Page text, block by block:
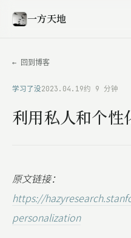
一方天地
← 回到博客
学习了没2023.04.19约 9 分钟
利用私人和个性
原文链接：
https://
personalization